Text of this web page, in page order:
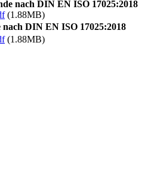
nach DIN EN ISO 17025:2018
(1.88MB)
DIN EN ISO 17025:2018
(1.88MB)